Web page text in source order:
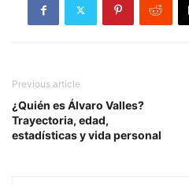
Previous article
¿Quién es Álvaro Valles?
Trayectoria, edad,
estadísticas y vida personal